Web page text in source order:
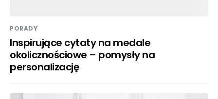
PORADY
Inspirujące cytaty na medale
okolicznościowe – pomysły na
personalizację